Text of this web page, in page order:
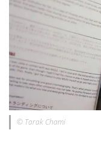
© Tarak Chami